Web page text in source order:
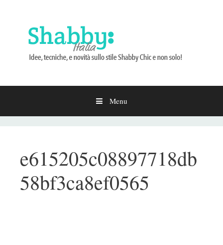
Menu
e615205c08897718db
58bf3ca8ef0565